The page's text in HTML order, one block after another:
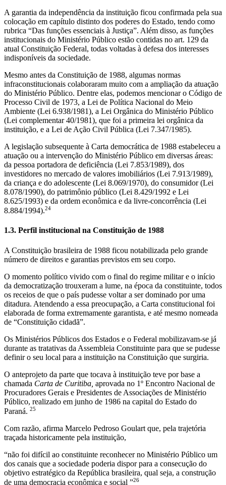
A garantia da independência da instituição ficou confirmada pela sua
colocação em capítulo distinto dos poderes do Estado, tendo como
rubrica “Das funções essenciais à Justiça”. Além disso, as funções
institucionais do Ministério Público estão contidas no art. 129 da
atual Constituição Federal, todas voltadas à defesa dos interesses
indisponíveis da sociedade.
Mesmo antes da Constituição de 1988, algumas normas
infraconstitucionais colaboraram muito com a ampliação da atuação
do Ministério Público. Dentre elas, podemos mencionar o Código de
Processo Civil de 1973, a Lei de Política Nacional do Meio
Ambiente (Lei 6.938/1981), a Lei Orgânica do Ministério Público
(Lei complementar 40/1981), que foi a primeira lei orgânica da
instituição, e a Lei de Ação Civil Pública (Lei 7.347/1985).
A legislação subsequente à Carta democrática de 1988 estabeleceu a
atuação ou a intervenção do Ministério Público em diversas áreas:
da pessoa portadora de deficiência (Lei 7.853/1989), dos
investidores no mercado de valores imobiliários (Lei 7.913/1989),
da criança e do adolescente (Lei 8.069/1970), do consumidor (Lei
8.078/1990), do patrimônio público (Lei 8.429/1992 e Lei
8.625/1993) e da ordem econômica e da livre-concorrência (Lei
8.884/1994).24
1.3. Perfil institucional na Constituição de 1988
A Constituição brasileira de 1988 ficou notabilizada pelo grande
número de direitos e garantias previstos em seu corpo.
O momento político vivido com o final do regime militar e o início
da democratização trouxeram a lume, na época da constituinte, todos
os receios de que o país pudesse voltar a ser dominado por uma
ditadura. Atendendo a essa preocupação, a Carta constitucional foi
elaborada de forma extremamente garantista, e até mesmo nomeada
de “Constituição cidadã”.
Os Ministérios Públicos dos Estados e o Federal mobilizavam-se já
durante as tratativas da Assembleia Constituinte para que se pudesse
definir o seu local para a instituição na Constituição que surgiria.
O anteprojeto da parte que tocava à instituição teve por base a
chamada Carta de Curitiba, aprovada no 1º Encontro Nacional de
Procuradores Gerais e Presidentes de Associações de Ministério
Público, realizado em junho de 1986 na capital do Estado do
Paraná. 25
Com razão, afirma Marcelo Pedroso Goulart que, pela trajetória
traçada historicamente pela instituição,
“não foi difícil ao constituinte reconhecer no Ministério Público um
dos canais que a sociedade poderia dispor para a consecução do
objetivo estratégico da República brasileira, qual seja, a construção
de uma democracia econômica e social ”26